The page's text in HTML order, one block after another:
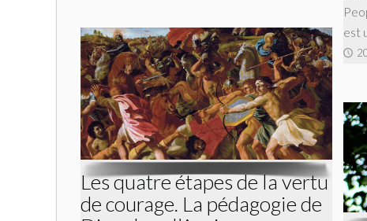
est
Les quatre étapes de la vertu
de courage. La pédagogie de